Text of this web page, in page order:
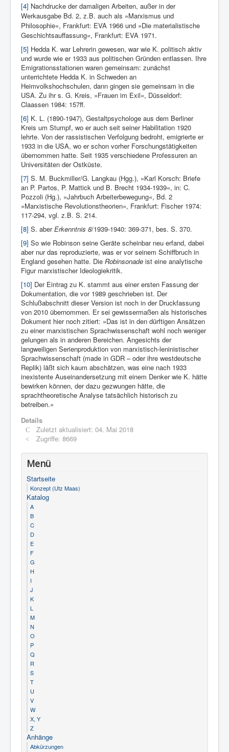
[4] Nachdrucke der da­maligen Arbeiten, außer in der
Werkausgabe Bd. 2, z.B. auch als »Marxis­mus und
Philosophie«, Frankfurt: EVA 1966 und »Die materialisti­sche
Geschichtsauffassung«, Frankfurt: EVA 1971.
[5] Hedda K. war Lehrerin gewesen, war wie K. politisch aktiv
und wurde wie er 1933 aus politischen Gründen entlassen. Ihre
Emigrationsstationen waren gemeinsam: zunächst
unterrichtete Hedda K. in Schweden an
Heimvolkshochschulen, dann gingen sie gemeinsam in die
USA. Zu ihr s. G. Kreis, »Frauen im Exil«, Düsseldorf:
Claassen 1984: 157ff.
[6] K. L. (1890-1947), Gestaltpsychologe aus dem Berliner
Kreis um Stumpf, wo er auch seit seiner Habilitation 1920
lehrte. Von der rassistischen Verfolgung bedroht, emigrierte er
1933 in die USA, wo er schon vorher Forschungstätigkeiten
übernommen hatte. Seit 1935 verschiedene Professuren an
Universitäten der Ostküste.
[7] S. M. Buckmiller/G. Langkau (Hgg.), »Karl Korsch: Briefe
an P. Partos, P. Mattick und B. Brecht 1934-1939«, in: C.
Pozzoli (Hg.), »Jahrbuch Arbeiterbewegung«, Bd. 2
»Marxistische Revo­lutionstheorien«, Frankfurt: Fischer 1974:
117-294, vgl. z.B. S. 214.
[8] S. aberErkenntnis 8/1939-1940: 369-371, bes. S. 370.
[9] So wie Robinson seine Geräte scheinbar neu erfand, dabei
aber nur das reproduzierte, was er vor seinem Schiffbruch in
England gesehen hatte. Die Robinsonade ist eine analytische
Figur marxistischer Ideologiekritik.
[10] Der Eintrag zu K. stammt aus einer ersten Fassung der
Dokumentation, die vor 1989 geschrieben ist. Der
Schlußabschnitt dieser Version ist noch in der Druckfassung
von 2010 übernommen. Er sei gewissermaßen als historisches
Dokument hier noch zitiert: »Das ist in den dürftigen Ansätzen
zu einer marxistischen Sprachwissenschaft wohl noch weniger
gelungen als in anderen Bereichen. Angesichts der
langweiligen Serienproduktion von marxistisch-leninistischer
Sprachwissenschaft (made in GDR – oder ihre westdeutsche
Replik) läßt sich kaum abschätzen, was eine nach 1933
inexistente Auseinandersetzung mit einem Denker wie K. hätte
bewirken können, der dazu gezwungen hätte, die
sprachtheoretische Analyse tatsächlich historisch zu
betreiben.«
Details
Zuletzt aktualisiert: 04. Mai 2018
Zugriffe: 8669
Menü
Startseite
Konzept (Utz Maas)
Katalog
A
B
C
D
E
F
G
H
I
J
K
L
M
N
O
P
Q
R
S
T
U
V
W
X, Y
Z
Anhänge
Abkürzungen